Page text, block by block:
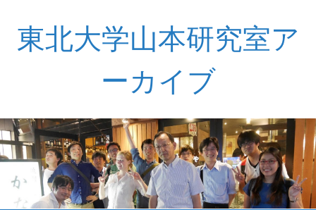
ス
キ
ッ
東北大学山本研究室ア
ーカイブ